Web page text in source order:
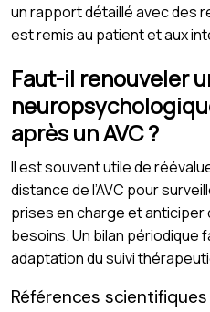
un rapport détaillé avec des
est remis au patient et aux
Faut-il renouveler
après un AVC ?
Il est souvent utile de
distance de l’AVC pour
prises en charge et anticiper
besoins. Un bilan périodique
adaptation du suivi
Références scientifiques